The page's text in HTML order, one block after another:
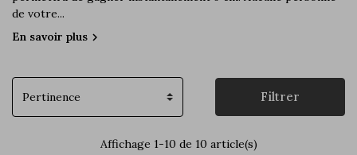
de votre...
En savoir plus chevron_right
Filtrer
Affichage 1-10 de 10 article(s)